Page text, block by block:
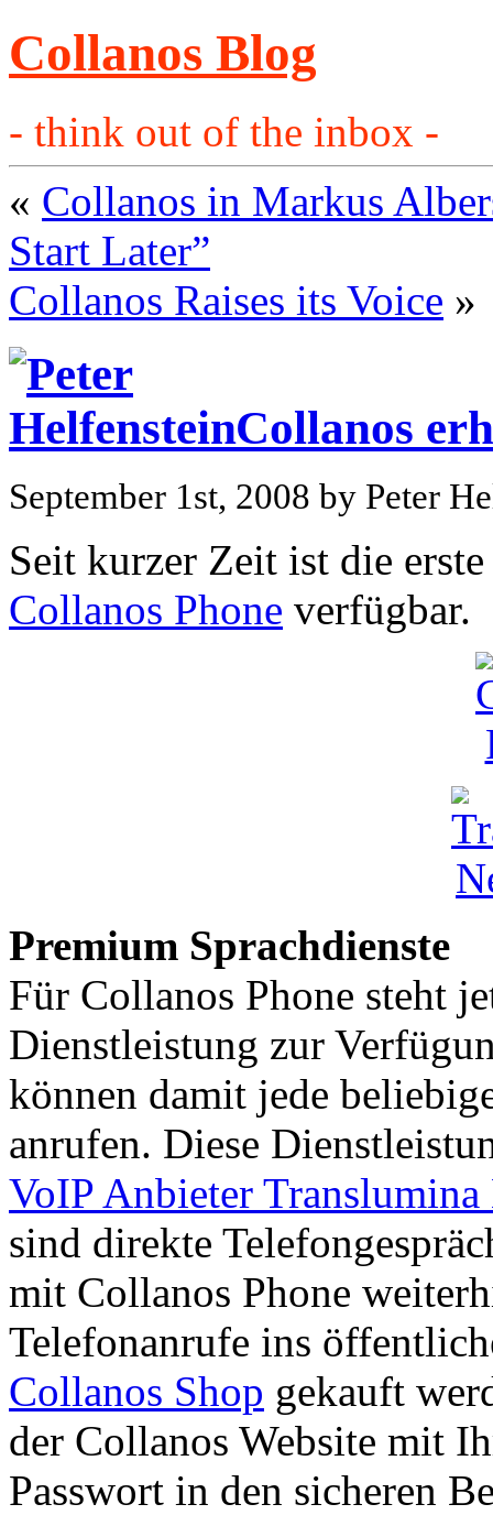
Collanos Blog
- think out of the inbox -
« Collanos in Markus
Start Later”
Collanos Raises its Voice »
Collanos
September 1st, 2008 by Peter
Seit kurzer Zeit ist die
Collanos Phone verfügbar.
Premium Sprachdienste
Für Collanos Phone steht
Dienstleistung zur
können damit jede
anrufen. Diese
VoIP Anbieter
sind direkte
mit Collanos Phone
Telefonanrufe ins
Collanos Shop gekauft
der Collanos Website mit
Passwort in den sicheren